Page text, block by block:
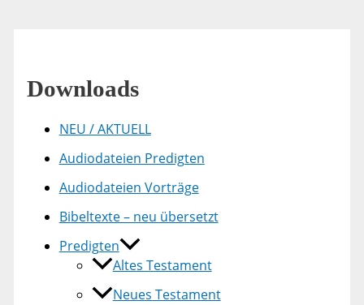
Downloads
NEU / AKTUELL
Audiodateien Predigten
Audiodateien Vorträge
Bibeltexte – neu übersetzt
Predigten
Altes Testament
Neues Testament